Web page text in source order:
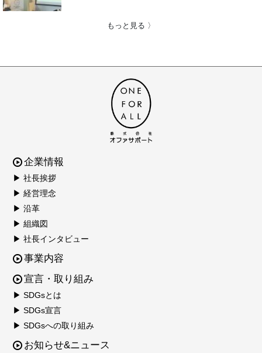
もっと見る 〉
企業情報
▶ 社長挨拶
▶ 経営理念
▶ 沿革
▶ 組織図
▶ 社長インタビュー
事業内容
宣言・取り組み
▶ SDGsとは
▶ SDGs宣言
▶ SDGsへの取り組み
お知らせ&ニュース